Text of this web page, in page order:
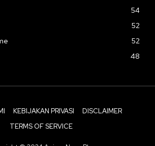
54
52
52
48
KEBIJAKAN PRIVASI
DISCLAIMER
TERMS OF SERVICE